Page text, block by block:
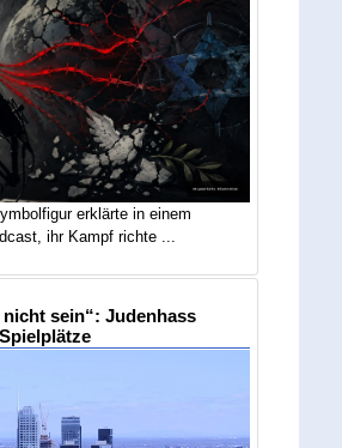
erklärte in einem
ihr Kampf richte ...
sein“: Judenhass